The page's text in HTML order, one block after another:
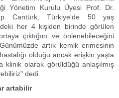
Yönetim Kurulu Üyesi Prof. Dr.
Cantürk, Türkiye'de 50 yaş
her 4 kişiden birinde görülen
çıktığını ve önlenebileceğini
artık kemik erimesinin
olduğu ancak erişkin yaşta
olarak görüldüğü anlaşılmış
dedi.
artabilir